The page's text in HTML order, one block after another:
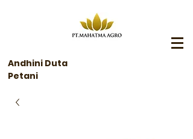
Andhini Duta
Petani